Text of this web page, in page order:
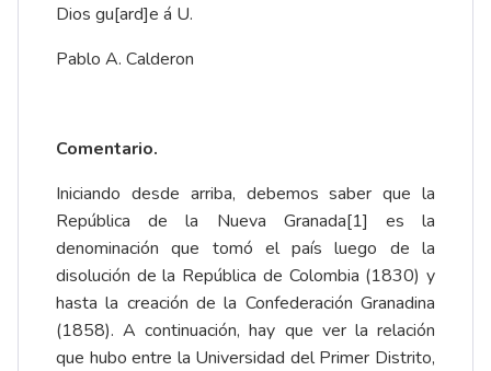
Dios gu[ard]e á U.
Pablo A. Calderon
Comentario.
Iniciando desde arriba, debemos saber que la
República de la Nueva Granada[1] es la
denominación que tomó el país luego de la
disolución de la República de Colombia (1830) y
hasta la creación de la Confederación Granadina
(1858). A continuación, hay que ver la relación
que hubo entre la Universidad del Primer Distrito,